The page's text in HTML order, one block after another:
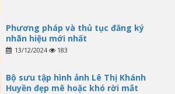
Phương pháp và thủ tục đăng ký
nhãn hiệu mới nhất
13/12/2024 183
Bộ sưu tập hình ảnh Lê Thị Khánh
Huyền đẹp mê hoặc khó rời mắt